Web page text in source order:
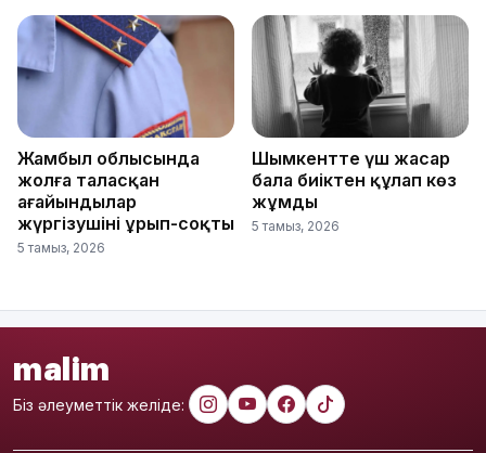
Жамбыл облысында
жолға таласқан
ағайындылар
жүргізушіні ұрып-соқты
5 тамыз, 2026
Шымкентте үш жасар
бала биіктен құлап көз
жұмды
5 тамыз, 2026
malim
Біз әлеуметтік желіде: